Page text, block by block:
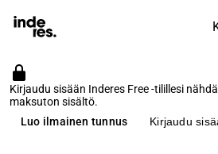
Kirjaudu sisään Inderes Free -tilillesi
maksuton sisältö.
Luo ilmainen tunnus
Kirjaudu